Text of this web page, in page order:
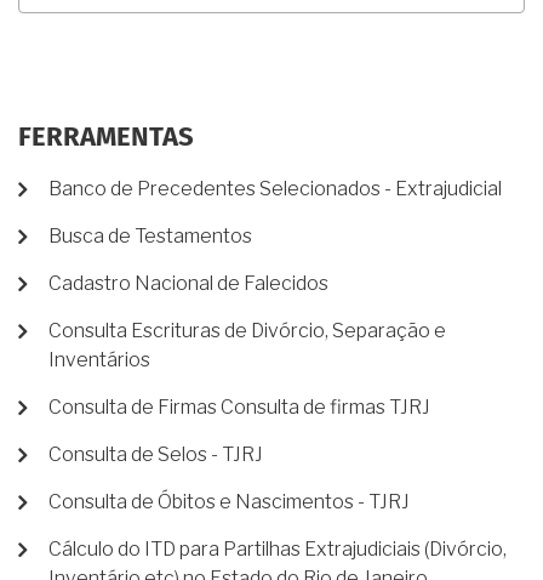
FERRAMENTAS
Banco de Precedentes Selecionados - Extrajudicial
Busca de Testamentos
Cadastro Nacional de Falecidos
Consulta Escrituras de Divórcio, Separação e
Inventários
Consulta de Firmas Consulta de firmas TJRJ
Consulta de Selos - TJRJ
Consulta de Óbitos e Nascimentos - TJRJ
Cálculo do ITD para Partilhas Extrajudiciais (Divórcio,